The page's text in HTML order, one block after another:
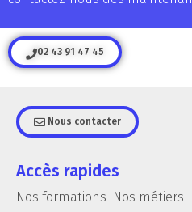
02 43 91 47 45
Nous contacter
Accès rapides
Nos formations Nos métiers